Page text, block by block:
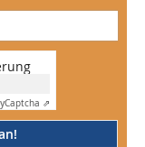
Captcha ⇗